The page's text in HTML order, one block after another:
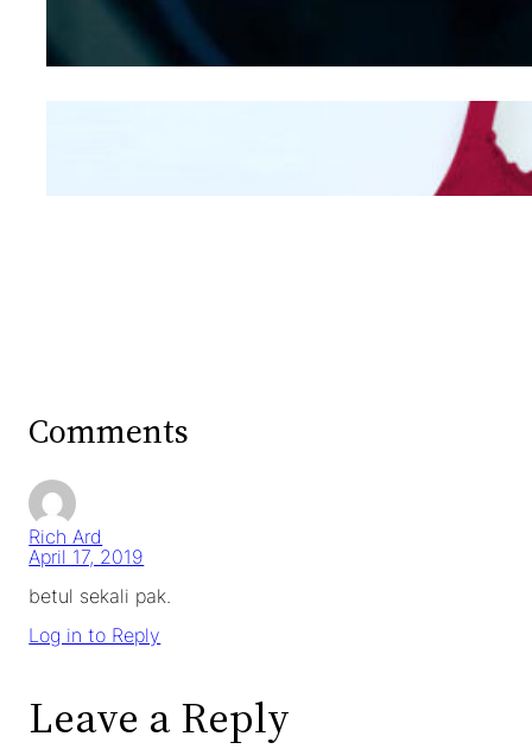
Mengintip Kepribadian
Wanita Dari Warna Bra
Comments
Rich Ard
April 17, 2019
betul sekali pak.
Log in to Reply
Leave a Reply